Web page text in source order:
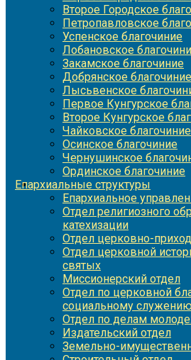
Второе Городское
Петропавловское
Успенское благочиние
Лобановское
Закамское благочиние
Добрянское благочиние
Лысьвенское
Первое Кунгурское
Второе Кунгурское
Чайковское благочиние
Осинское благочиние
Чернушинское
Ординское благочиние
Епархиальные структуры
Епархиальное
Отдел религиозного
катехизации
Отдел церковно-
Отдел церковной
святых
Миссионерский отдел
Отдел по церковной
социальному
Отдел по делам
Издательский отдел
Земельно-